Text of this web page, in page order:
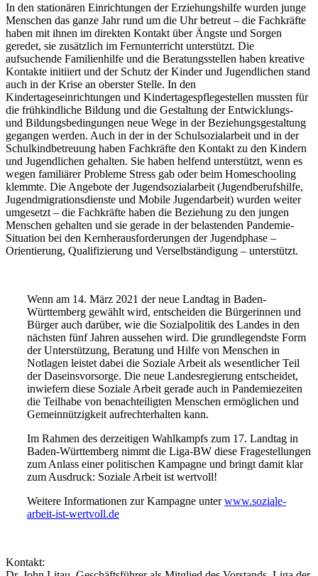
In den stationären Einrichtungen der Erziehungshilfe wurden junge
Menschen das ganze Jahr rund um die Uhr betreut – die Fachkräfte
haben mit ihnen im direkten Kontakt über Ängste und Sorgen
geredet, sie zusätzlich im Fernunterricht unterstützt. Die
aufsuchende Familienhilfe und die Beratungsstellen haben kreative
Kontakte initiiert und der Schutz der Kinder und Jugendlichen stand
auch in der Krise an oberster Stelle. In den
Kindertageseinrichtungen und Kindertagespflegestellen mussten für
die frühkindliche Bildung und die Gestaltung der Entwicklungs-
und Bildungsbedingungen neue Wege in der Beziehungsgestaltung
gegangen werden. Auch in der in der Schulsozialarbeit und in der
Schulkindbetreuung haben Fachkräfte den Kontakt zu den Kindern
und Jugendlichen gehalten. Sie haben helfend unterstützt, wenn es
wegen familiärer Probleme Stress gab oder beim Homeschooling
klemmte. Die Angebote der Jugendsozialarbeit (Jugendberufshilfe,
Jugendmigrationsdienste und Mobile Jugendarbeit) wurden weiter
umgesetzt – die Fachkräfte haben die Beziehung zu den jungen
Menschen gehalten und sie gerade in der belastenden Pandemie-
Situation bei den Kernherausforderungen der Jugendphase –
Orientierung, Qualifizierung und Verselbständigung – unterstützt.
Wenn am 14. März 2021 der neue Landtag in Baden-
Württemberg gewählt wird, entscheiden die Bürgerinnen und
Bürger auch darüber, wie die Sozialpolitik des Landes in den
nächsten fünf Jahren aussehen wird. Die grundlegendste Form
der Unterstützung, Beratung und Hilfe von Menschen in
Notlagen leistet dabei die Soziale Arbeit als wesentlicher Teil
der Daseinsvorsorge. Die neue Landesregierung entscheidet,
inwiefern diese Soziale Arbeit gerade auch in Pandemiezeiten
die Teilhabe von benachteiligten Menschen ermöglichen und
Gemeinnützigkeit aufrechterhalten kann.
Im Rahmen des derzeitigen Wahlkampfs zum 17. Landtag in
Baden-Württemberg nimmt die Liga-BW diese Fragestellungen
zum Anlass einer politischen Kampagne und bringt damit klar
zum Ausdruck: Soziale Arbeit ist wertvoll!
Weitere Informationen zur Kampagne unterwww.soziale-
arbeit-ist-wertvoll.de
Kontakt: